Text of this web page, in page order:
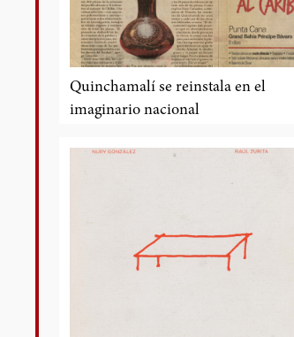
Quinchamalí se reinstala en el
imaginario nacional